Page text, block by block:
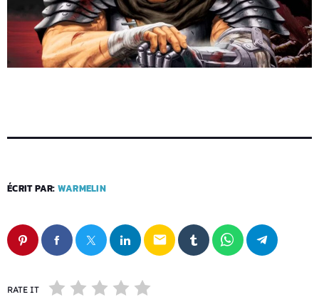
ÉCRIT PAR: WARMELIN
email
RATE IT